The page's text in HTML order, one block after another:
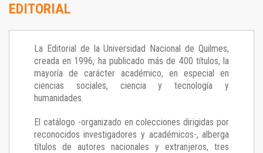
EDITORIAL
La Editorial de la Universidad Nacional de Quilmes,
creada en 1996, ha publicado más de 400 títulos, la
mayoría de carácter académico, en especial en
ciencias sociales, ciencia y tecnología y
humanidades.
El catálogo -organizado en colecciones dirigidas por
reconocidos investigadores y académicos-, alberga
títulos de autores nacionales y extranjeros, tres